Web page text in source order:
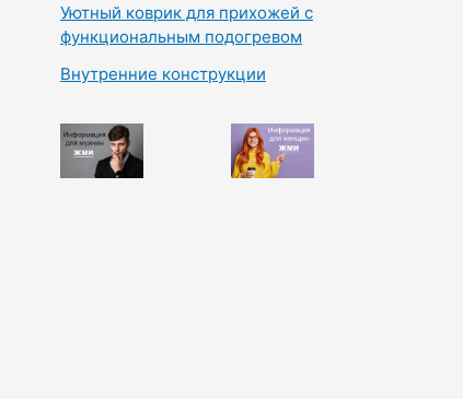
Уютный коврик для прихожей с
функциональным подогревом
Внутренние конструкции